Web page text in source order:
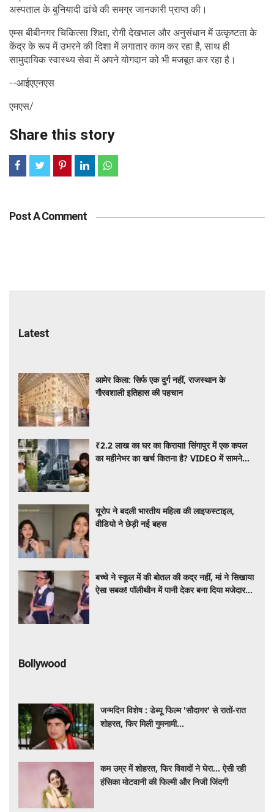
अस्पताल के बुनियादी ढांचे की समग्र जानकारी प्राप्त की।
एम्स बीबीनगर चिकित्सा शिक्षा, रोगी देखभाल और अनुसंधान में उत्कृष्टता के
केंद्र के रूप में उभरने की दिशा में लगातार काम कर रहा है, साथ ही
सामुदायिक स्वास्थ्य सेवा में अपने योगदान को भी मजबूत कर रहा है।
--आईएएनएस
एमएस/
Share this story
Post A Comment
Latest
आमेर किला: सिर्फ एक दुर्ग नहीं, राजस्थान के
गौरवशाली इतिहास की पहचान
₹2.2 लाख का घर का किराया! सिंगापुर में एक कपल
का महीनेभर का खर्च कितना है? VIDEO में सामने
यूरोप ने बदली भारतीय महिला की लाइफस्टाइल,
वीडियो ने छेड़ी नई बहस
बच्चे ने स्कूल में की बोतल की कद्र नहीं, मां ने सिखाया
ऐसा सबक! पॉलीथीन में पानी देकर बना दिया मजेदार
Bollywood
जन्मदिन विशेष : डेब्यू फिल्म 'सौदागर' से रातों-रात
शोहरत, फिर मिली गुमनामी...
कम उम्र में शोहरत, फिर विवादों ने घेरा… ऐसी रही
हंसिका मोटवानी की फिल्मी और निजी जिंदगी